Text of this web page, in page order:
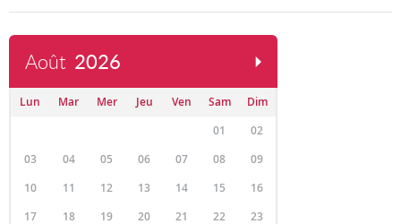
Programme en PDF
Août 2026
Lun Mar Mer Jeu Ven Sam
Dim
01
02
03
04 05 06 07 08
09
10
11 12 13 14 15
16
17
18 19 20 21 22
23